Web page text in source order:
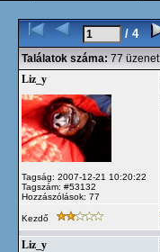
/ 4
Találatok száma: 77 üzenet
Liz_y
Tagság: 2007-12-21 10:20:22
Tagszám: #53132
Hozzászólások: 77
Kezdő
Liz_y